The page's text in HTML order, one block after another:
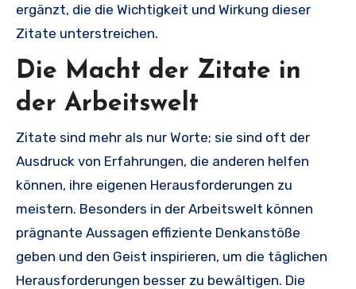
ergänzt, die die Wichtigkeit und Wirkung dieser
Zitate unterstreichen.
Die Macht der Zitate in
der Arbeitswelt
Zitate sind mehr als nur Worte; sie sind oft der
Ausdruck von Erfahrungen, die anderen helfen
können, ihre eigenen Herausforderungen zu
meistern. Besonders in der Arbeitswelt können
prägnante Aussagen effiziente Denkanstöße
geben und den Geist inspirieren, um die täglichen
Herausforderungen besser zu bewältigen. Die